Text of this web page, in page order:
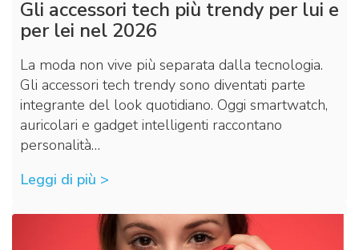
Gli accessori tech più trendy per lui e
per lei nel 2026
La moda non vive più separata dalla tecnologia.
Gli accessori tech trendy sono diventati parte
integrante del look quotidiano. Oggi smartwatch,
auricolari e gadget intelligenti raccontano
personalità…
Leggi di più >